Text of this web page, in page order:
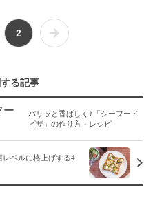
2
る記事
パリッと香ばしく♪「シーフード
ピザ」の作り方・レシピ
ベルに格上げする4